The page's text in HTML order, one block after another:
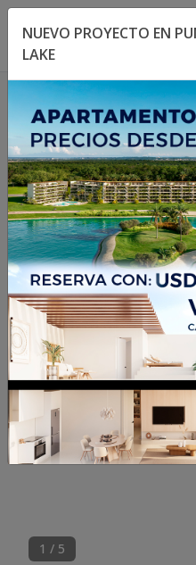
Toggle navigation menu
1 / 5
NUEVO PROYECTO EN
LAKE